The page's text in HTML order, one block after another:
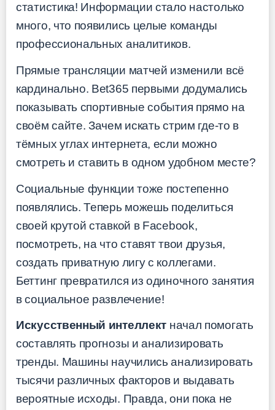
статистика! Информации стало настолько
много, что появились целые команды
профессиональных аналитиков.
Прямые трансляции матчей изменили всё
кардинально. Bet365 первыми додумались
показывать спортивные события прямо на
своём сайте. Зачем искать стрим где-то в
тёмных углах интернета, если можно
смотреть и ставить в одном удобном месте?
Социальные функции тоже постепенно
появлялись. Теперь можешь поделиться
своей крутой ставкой в Facebook,
посмотреть, на что ставят твои друзья,
создать приватную лигу с коллегами.
Беттинг превратился из одиночного занятия
в социальное развлечение!
Искусственный интеллект начал помогать
составлять прогнозы и анализировать
тренды. Машины научились анализировать
тысячи различных факторов и выдавать
вероятные исходы. Правда, они пока не